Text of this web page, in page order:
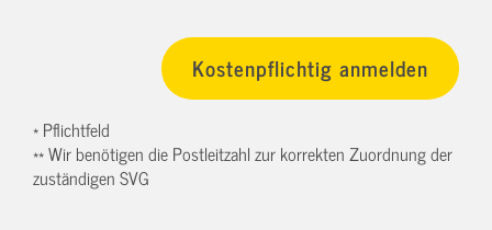
* Pflichtfeld
** Wir benötigen die Postleitzahl zur korrekten Zuordnung der
zuständigen SVG